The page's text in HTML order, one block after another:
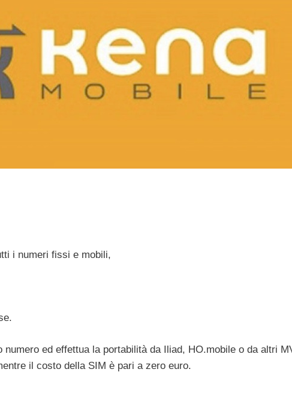
i numeri fissi e mobili,
ed effettua la portabilità da Iliad, HO.mobile o da altri
il costo della SIM è pari a zero euro.